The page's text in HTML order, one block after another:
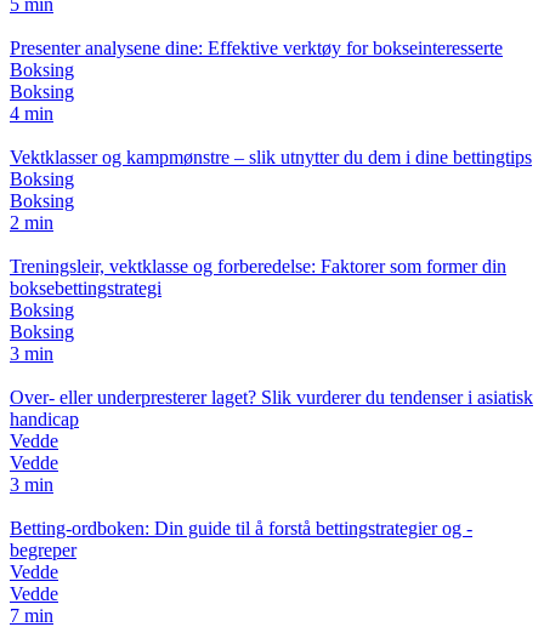
Presenter analysene dine: Effektive verktøy for bokseinteresserte
Boksing
Boksing
4 min
Vektklasser og kampmønstre – slik utnytter du dem i dine bettingtips
Boksing
Boksing
2 min
Treningsleir, vektklasse og forberedelse: Faktorer som former din
boksebettingstrategi
Boksing
Boksing
3 min
Over- eller underpresterer laget? Slik vurderer du tendenser i asiatisk
handicap
Vedde
Vedde
3 min
Betting-ordboken: Din guide til å forstå bettingstrategier og -
begreper
Vedde
Vedde
7 min